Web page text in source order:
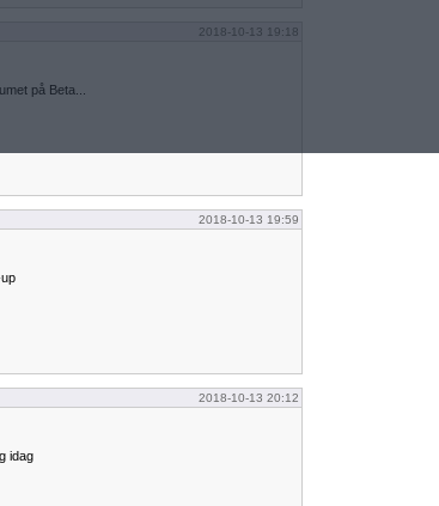
2018-10-13 19:18
på Beta...
2018-10-13 19:59
2018-10-13 20:12
idag